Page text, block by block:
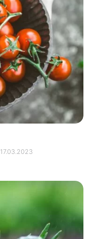
17.03.2023